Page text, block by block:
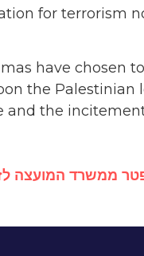
for terrorism
have chosen
the Palestinian
and the